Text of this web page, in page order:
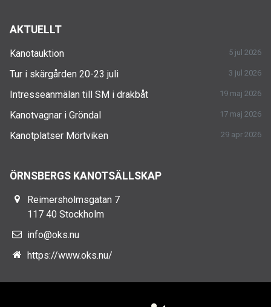
AKTUELLT
Kanotauktion 5 jul 2026
Tur i skärgården 20-23 juli 3 jul 2026
Intresseanmälan till SM i drakbåt 19 maj 2026
Kanotvagnar i Gröndal 17 maj 2026
Kanotplatser Mörtviken 29 apr 2026
ÖRNSBERGS KANOTSÄLLSKAP
Reimersholmsgatan 7
117 40 Stockholm
info@oks.nu
https://www.oks.nu/